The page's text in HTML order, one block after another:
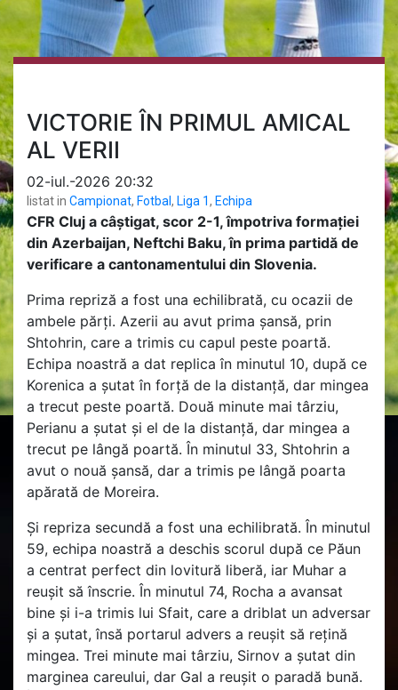
VICTORIE ÎN PRIMUL AMICAL
AL VERII
02-iul.-2026 20:32
listat in Campionat, Fotbal, Liga 1, Echipa
CFR Cluj a câștigat, scor 2-1, împotriva formației
din Azerbaijan, Neftchi Baku, în prima partidă de
verificare a cantonamentului din Slovenia.
Prima repriză a fost una echilibrată, cu ocazii de
ambele părți. Azerii au avut prima șansă, prin
Shtohrin, care a trimis cu capul peste poartă.
Echipa noastră a dat replica în minutul 10, după ce
Korenica a șutat în forță de la distanță, dar mingea
a trecut peste poartă. Două minute mai târziu,
Perianu a șutat și el de la distanță, dar mingea a
trecut pe lângă poartă. În minutul 33, Shtohrin a
avut o nouă șansă, dar a trimis pe lângă poarta
apărată de Moreira.
Și repriza secundă a fost una echilibrată. În minutul
59, echipa noastră a deschis scorul după ce Păun
a centrat perfect din lovitură liberă, iar Muhar a
reușit să înscrie. În minutul 74, Rocha a avansat
bine și i-a trimis lui Sfait, care a driblat un adversar
și a șutat, însă portarul advers a reușit să rețină
mingea. Trei minute mai târziu, Sirnov a șutat din
marginea careului, dar Gal a reușit o paradă bună.